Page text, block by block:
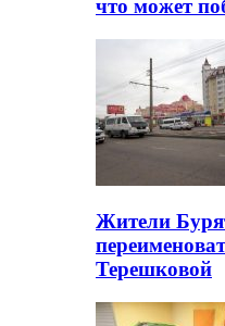
что может
Жители
Терешковой